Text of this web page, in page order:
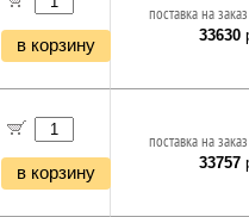
в корзину
поставка на
33630
в корзину
поставка на
33757